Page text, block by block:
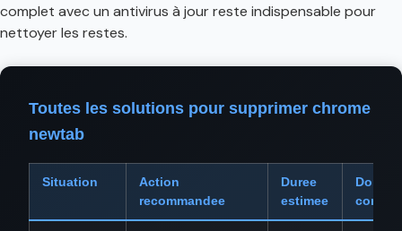
complet avec un antivirus à jour reste indispensable pour
nettoyer les restes.
Toutes les solutions pour supprimer chrome
newtab
Situation
Action
recommandee
Duree
estimee